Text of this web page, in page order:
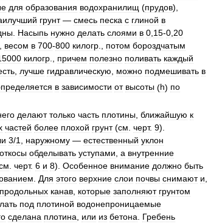
для образования водохранилищ (прудов),
грунт— смесь песка с глиной в
Насыпь нужно делать слоями в 0 15-0 20
весом в 700-800 килогр потом бороздчатым
килогр причем полезно поливать каждый
лучше гидравлическую можно подмешивать в
в зависимости от высоты (h) по
делают только часть плотины, ближайшую к
частей более плохой грунт(см. черт. 9).
3/1, наружному — естественный уклон
откосы обделывать уступами, а внутренние
. черт. 6 и 8). Особенное внимание должно быть
. Для этого верхние слои почвы снимают и,
продольных канав, которые заполняют грунтом
под плотиной водонепроницаемые
сделана плотина, или из бетона. Гребень